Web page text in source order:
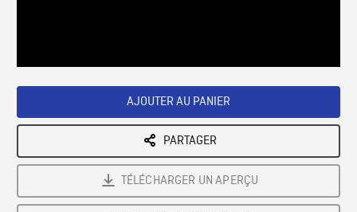
AJOUTER AU PANIER
PARTAGER
TÉLÉCHARGER UN APERÇU